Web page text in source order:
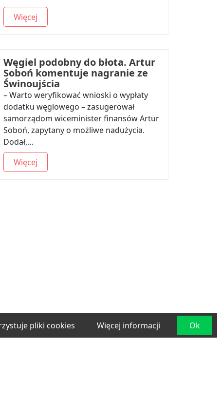
Więcej
Węgiel podobny do błota. Artur
Soboń komentuje nagranie ze
Świnoujścia
– Warto weryfikować wnioski o wypłaty
dodatku węglowego – zasugerował
samorządom wiceminister finansów Artur
Soboń, zapytany o możliwe nadużycia.
Dodał,…
Więcej
pliki cookies Więcej informacji Ok